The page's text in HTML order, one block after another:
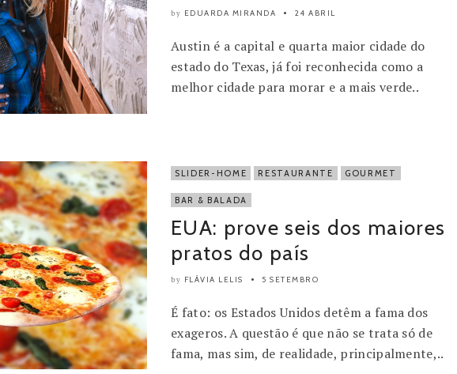
by EDUARDA MIRANDA 24 ABRIL
Austin é a capital e quarta maior cidade do
estado do Texas, já foi reconhecida como a
melhor cidade para morar e a mais verde..
SLIDER-HOME RESTAURANTE GOURMET
BAR & BALADA
EUA: prove seis dos maiores
pratos do país
by FLÁVIA LELIS 5 SETEMBRO
É fato: os Estados Unidos detêm a fama dos
exageros. A questão é que não se trata só de
fama, mas sim, de realidade, principalmente,..